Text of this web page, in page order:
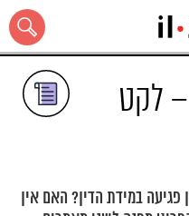
– לקט
במידת הדין? האם אין